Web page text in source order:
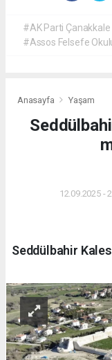
#AK Parti
#Assos Felsefe
Anasayfa Yaşam
12.09.2025 -
Seddülbahir